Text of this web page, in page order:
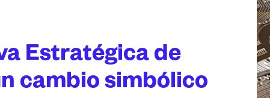
Estratégica de
cambio simbólico